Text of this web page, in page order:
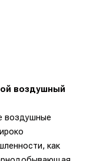
воздушный
воздушные
как